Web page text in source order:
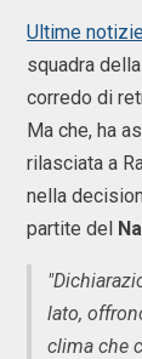
Ultime
squadra
corredo di
Ma che, ha
rilasciata a
nella
partite del
lato,
clima che